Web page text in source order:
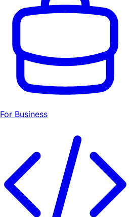
For Business